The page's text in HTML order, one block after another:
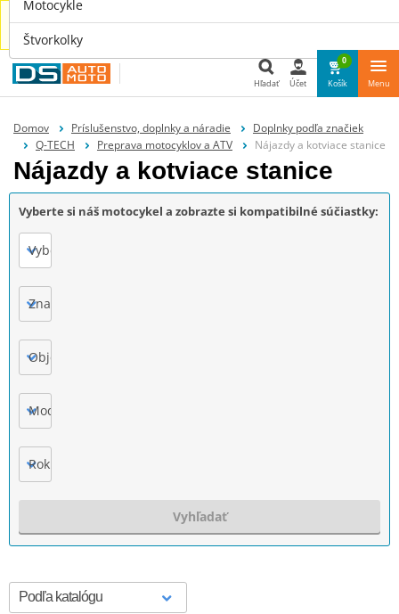
Náhradné diely aj pre tvoje auto nájdeš u nás na
www.dsauto.sk
Hľadať
Hľadať Účet
0
Košík Menu
Domov Príslušenstvo, doplnky a náradie
Doplnky podľa značiek
Q-TECH
Preprava motocyklov a ATV Nájazdy a kotviace stanice
Nájazdy a kotviace stanice
Vyberte si náš motocykel a zobrazte si kompatibilné súčiastky:
Vyberte
Značka
Objem motora
Model
Rok výroby
Vyhľadať
Motocykle
Štvorkolky